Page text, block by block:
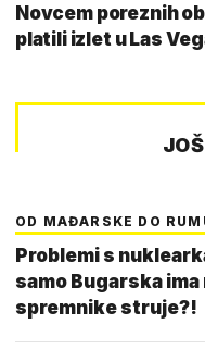
Novcem poreznih
platili izlet u Las
OD MAĐARSKE DO
Problemi s
samo Bugarska ima
spremnike struje?!